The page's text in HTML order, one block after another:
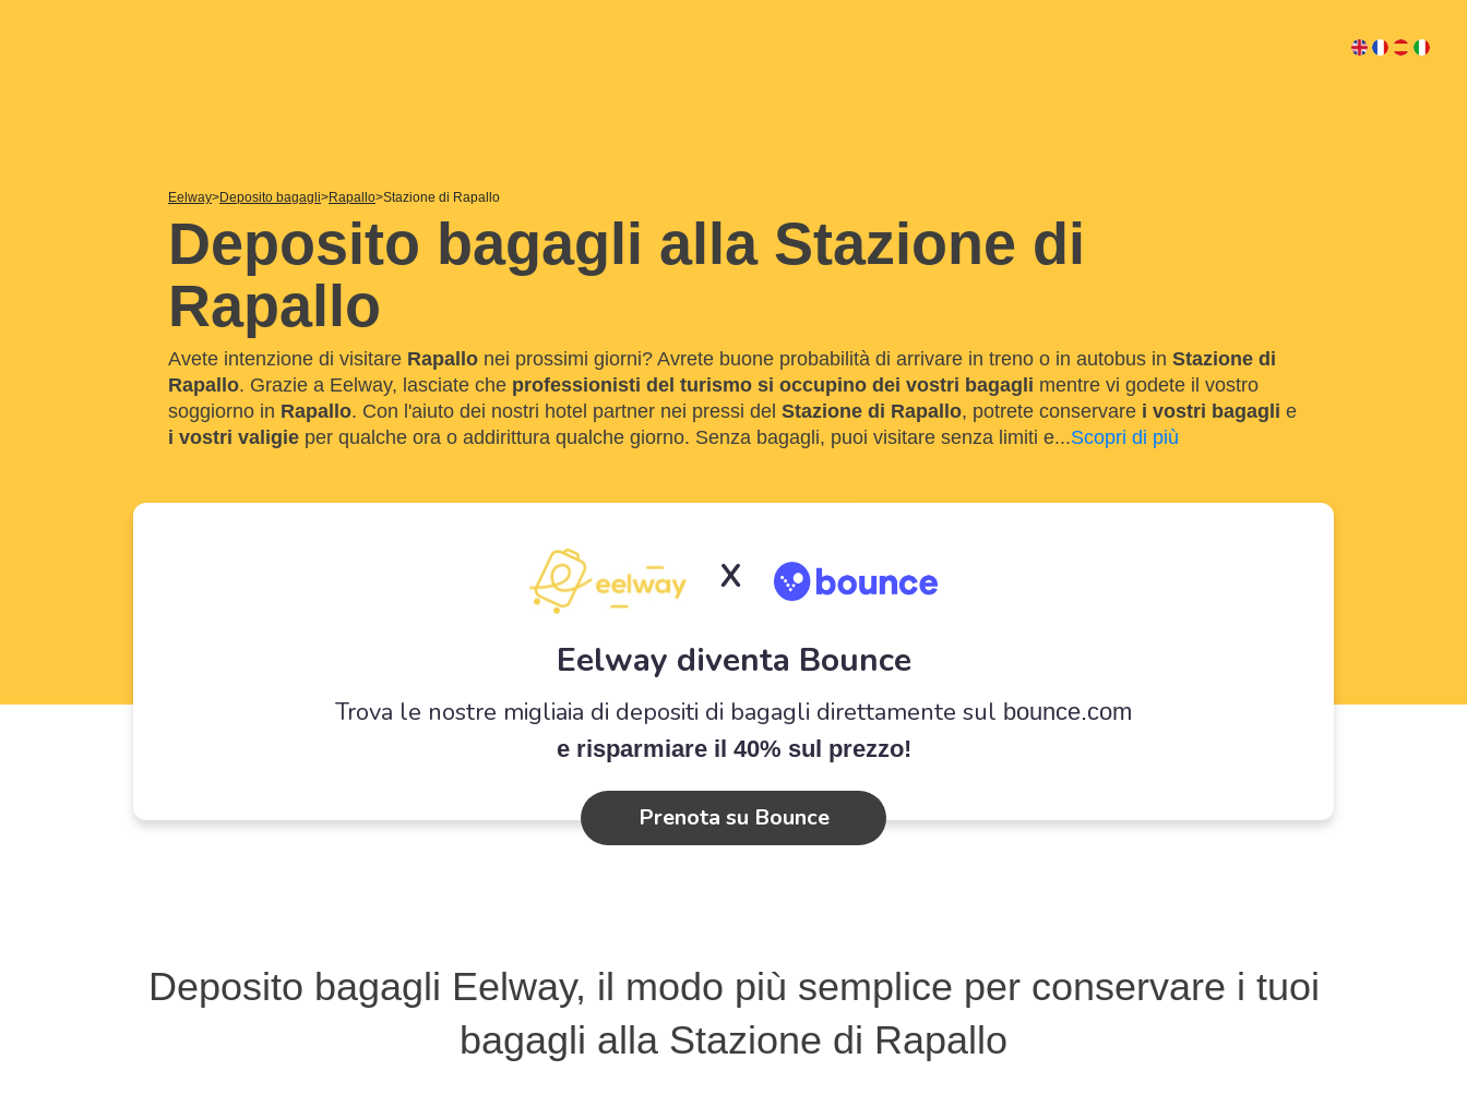
Eelway Deposito bagagli Rapallo Stazione di Rapallo
Deposito bagagli alla Stazione di
Rapallo
Avete intenzione di visitare Rapallo nei prossimi giorni? Avrete buone probabilità di arrivare in treno o in autobus in Stazione di
Rapallo. Grazie a Eelway, lasciate che professionisti del turismo si occupino dei vostri bagagli mentre vi godete il vostro
soggiorno in Rapallo. Con l'aiuto dei nostri hotel partner nei pressi del Stazione di Rapallo, potrete conservare i vostri bagagli e
i vostri valigie per qualche ora o addirittura qualche giorno. Senza bagagli, puoi visitare senza limiti e...Scopri di più
X
Eelway diventa Bounce
Trova le nostre migliaia di depositi di bagagli direttamente sul bounce.com
e risparmiare il 40% sul prezzo!
Prenota su Bounce
Deposito bagagli Eelway, il modo più semplice per conservare i tuoi
bagagli alla Stazione di Rapallo